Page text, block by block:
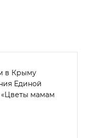
в Крыму
Единой
«Цветы мамам